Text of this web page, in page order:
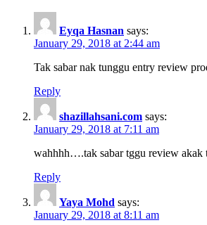
Eyqa Hasnan says:
January 29, 2018 at 2:44 am
Tak sabar nak tunggu entry review
Reply
shazillahsani.com says:
January 29, 2018 at 7:11 am
wahhhh….tak sabar tggu review
Reply
Yaya Mohd says:
January 29, 2018 at 8:11 am